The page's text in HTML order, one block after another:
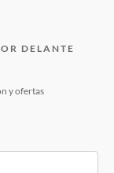
DELANTE
y ofertas